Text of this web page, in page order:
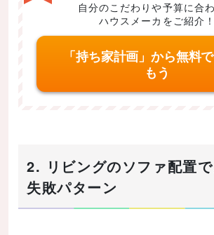
自分のこだわりや予算に合
ハウスメーカをご紹介！
「持ち家計画」から無料
もう
2. リビングのソファ配置
失敗パターン